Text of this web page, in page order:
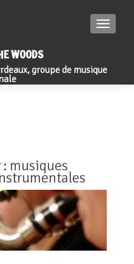
WOODS
groupe de musique
: musiques